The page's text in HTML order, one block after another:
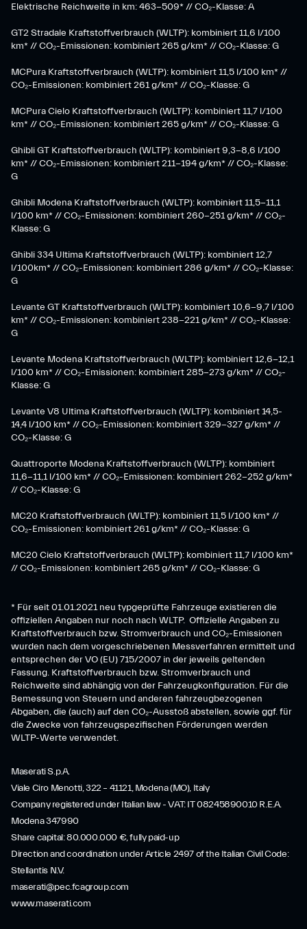
Elektrische Reichweite in km: 463-509* // CO₂-Klasse: A
GT2 Stradale Kraftstoffverbrauch (WLTP): kombiniert 11,6 l/100
km* // CO₂-Emissionen: kombiniert 265 g/km* // CO₂-Klasse: G
MCPura Kraftstoffverbrauch (WLTP): kombiniert 11,5 l/100 km* //
CO₂-Emissionen: kombiniert 261 g/km* // CO₂-Klasse: G
MCPura Cielo Kraftstoffverbrauch (WLTP): kombiniert 11,7 l/100
km* // CO₂-Emissionen: kombiniert 265 g/km* // CO₂-Klasse: G
Ghibli GT Kraftstoffverbrauch (WLTP): kombiniert 9,3-8,6 l/100
km* // CO₂-Emissionen: kombiniert 211-194 g/km* // CO₂-Klasse:
G
Ghibli Modena Kraftstoffverbrauch (WLTP): kombiniert 11,5-11,1
l/100 km* // CO₂-Emissionen: kombiniert 260-251 g/km*​ // CO₂-
Klasse: G​
Ghibli 334 Ultima Kraftstoffverbrauch (WLTP): kombiniert 12,7
l/100km* // CO₂-Emissionen: kombiniert 286 g/km* // CO₂-Klasse:
G
Levante GT Kraftstoffverbrauch (WLTP): kombiniert 10,6-9,7 l/100
km* // CO₂-Emissionen: kombiniert 238-221 g/km* ​// CO₂-Klasse:
G​
Levante Modena Kraftstoffverbrauch (WLTP): kombiniert 12,6-12,1
l/100 km* // CO₂-Emissionen: kombiniert 285-273 g/km*​ // CO₂-
Klasse: G
​Levante V8 Ultima Kraftstoffverbrauch (WLTP): kombiniert 14,5-
14,4 l/100 km* // CO₂-Emissionen: kombiniert 329-327 g/km* //
CO₂-Klasse: G
Quattroporte Modena Kraftstoffverbrauch (WLTP): kombiniert
11,6-11,1 l/100 km* // CO₂-Emissionen: kombiniert 262-252 g/km*
// CO₂-Klasse: G
MC20 Kraftstoffverbrauch (WLTP): kombiniert 11,5 l/100 km* //
CO₂-Emissionen: kombiniert 261 g/km* // CO₂-Klasse: G
MC20 Cielo Kraftstoffverbrauch (WLTP): kombiniert 11,7 l/100 km*
// CO₂-Emissionen: kombiniert 265 g/km* // CO₂-Klasse: G
* Für seit 01.01.2021 neu typgeprüfte Fahrzeuge existieren die
offiziellen Angaben nur noch nach WLTP. Offizielle Angaben zu
Kraftstoffverbrauch bzw. Stromverbrauch und CO₂-Emissionen
wurden nach dem vorgeschriebenen Messverfahren ermittelt und
entsprechen der VO (EU) 715/2007 in der jeweils geltenden
Fassung. Kraftstoffverbrauch bzw. Stromverbrauch und
Reichweite sind abhängig von der Fahrzeugkonfiguration. Für die
Bemessung von Steuern und anderen fahrzeugbezogenen
Abgaben, die (auch) auf den CO₂-Ausstoß abstellen, sowie ggf. für
die Zwecke von fahrzeugspezifischen Förderungen werden
WLTP-Werte verwendet.
Maserati S.p.A.
Viale Ciro Menotti, 322 – 41121, Modena (MO), Italy
Company registered under Italian law - VAT: IT 08245890010 R.E.A.
Modena 347990
Share capital: 80.000.000 €, fully paid-up
Direction and coordination under Article 2497 of the Italian Civil Code:
Stellantis N.V.
maserati@pec.fcagroup.com
www.maserati.com